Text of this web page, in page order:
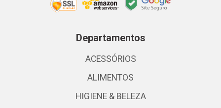
Departamentos
ACESSÓRIOS
ALIMENTOS
HIGIENE & BELEZA